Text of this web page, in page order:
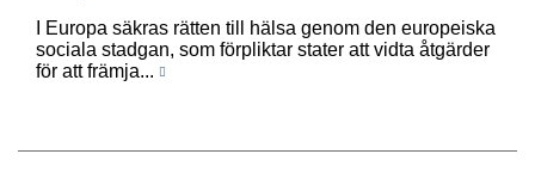
I Europa säkras rätten till hälsa genom den europeiska
sociala stadgan, som förpliktar stater att vidta åtgärder
för att främja...